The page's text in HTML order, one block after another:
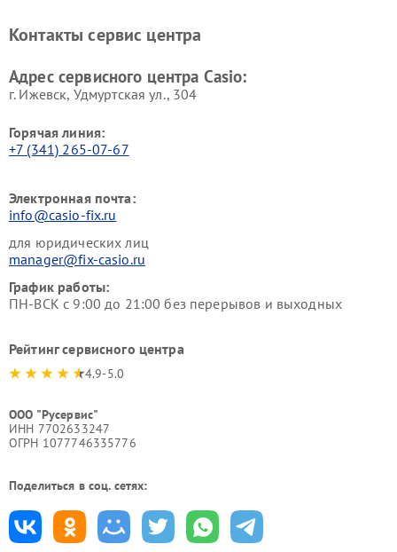
Контакты сервис центра
Адрес сервисного центра Casio:
г. Ижевск, Удмуртская ул., 304
Горячая линия:
+7 (341) 265-07-67
Электронная почта:
info@casio-fix.ru
для юридических лиц
manager@fix-casio.ru
График работы:
ПН-ВСК с 9:00 до 21:00 без перерывов и выходных
Рейтинг сервисного центра
4.9-5.0
ООО "Русервис"
ИНН 7702633247
ОГРН 1077746335776
Поделиться в соц. сетях: